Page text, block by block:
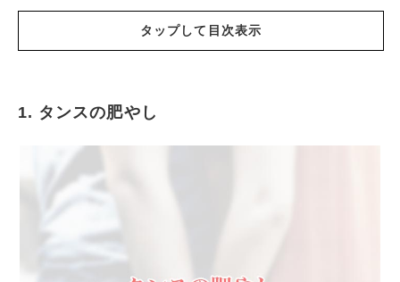
タップして目次表示
謎の食品
ママ友ランチ
インスタ映え
子どもはファッションモデル
お土産大戦争
1. タンスの肥やし